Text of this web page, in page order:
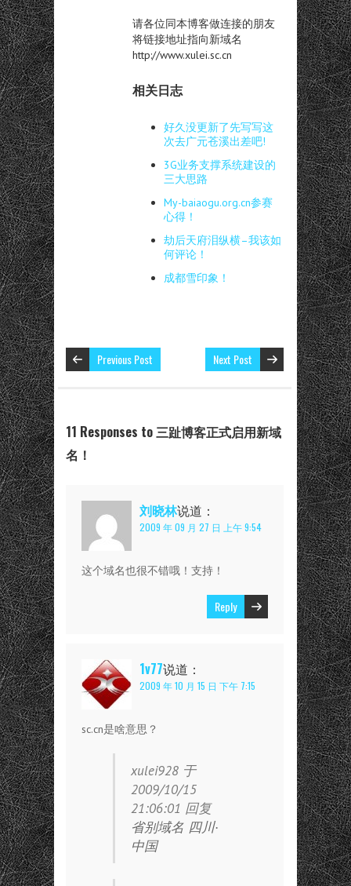
请各位同本博客做连接的朋友
将链接地址指向新域名
http://www.xulei.sc.cn
相关日志
好久没更新了先写写这
次去广元苍溪出差吧!
3G业务支撑系统建设的
三大思路
My-baiaogu.org.cn参赛
心得！
劫后天府泪纵横–我该如
何评论！
成都雪印象！
Previous Post Next Post
11 Responses to 三趾博客正式启用新域
名！
刘晓林说道：
2009 年 09 月 27 日 上午 9:54
这个域名也很不错哦！支持！
Reply
1v77说道：
2009 年 10 月 15 日 下午 7:15
sc.cn是啥意思？
xulei928 于
2009/10/15
21:06:01 回复
省别域名 四川·
中国